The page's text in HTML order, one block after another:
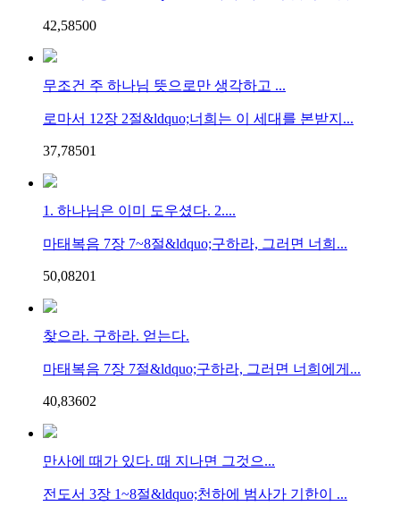
42,58500
무조건 주 하나님 뜻으로만 생각하고 ...
로마서 12장 2절&ldquo;너희는 이 세대를 본받지...
37,78501
1. 하나님은 이미 도우셨다. 2....
마태복음 7장 7~8절&ldquo;구하라, 그러면 너희...
50,08201
찾으라. 구하라. 얻는다.
마태복음 7장 7절&ldquo;구하라, 그러면 너희에게...
40,83602
만사에 때가 있다. 때 지나면 그것으...
전도서 3장 1~8절&ldquo;천하에 범사가 기한이 ...